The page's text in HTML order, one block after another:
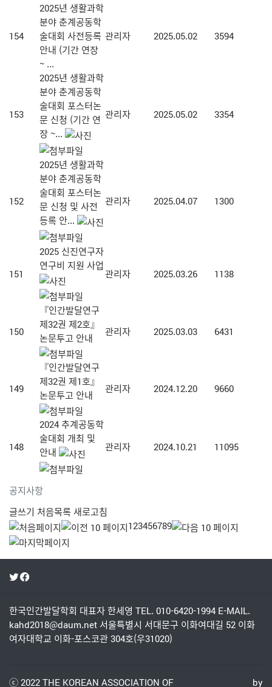
공지사항
154
2025년 생활과학
분야 춘계공동학
술대회 사전등록
안내 (기간 연장
~ ...
관리자 2025.05.02 3594
153
2025년 생활과학
분야 춘계공동학
술대회 포스터논
문 신청 (기간 연
장 ~...
관리자 2025.05.02 3354
152
2025년 생활과학
분야 춘계공동학
술대회 포스터논
문 신청 및 사전
등록 안...
관리자 2025.04.07 1300
151
2025 신진연구자
연구비 지원 사업
관리자 2025.03.26 1138
150
『인간발달연구
제32권 제2호』
논문투고 안내
관리자 2025.03.03 6431
149
『인간발달연구
제32권 제1호』
논문투고 안내
관리자 2024.12.20 9660
148
2024 추계공동학
술대회 개최 및
안내
관리자 2024.10.21 11095
글쓰기 처음목록새로고침
123456789
한국인간발달학회 대표자 한세영 TEL. 010-6420-1994 E-MAIL.
kahd2018@daum.net 서울특별시 서대문구 이화여대길 52 이화
여자대학교 이화-포스코관 304호(우31020)
ⓒ 2022THE KOREAN ASSOCIATION OF by